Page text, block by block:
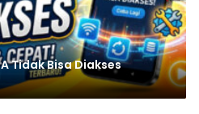
Tidak Bisa Diakses